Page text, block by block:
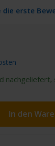
die erste
nachgeliefert,
In den